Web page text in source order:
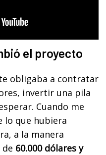
el proyecto
obligaba a contratar
invertir una pila
Cuando me
lo que hubiera
a la manera
60.000 dólares y